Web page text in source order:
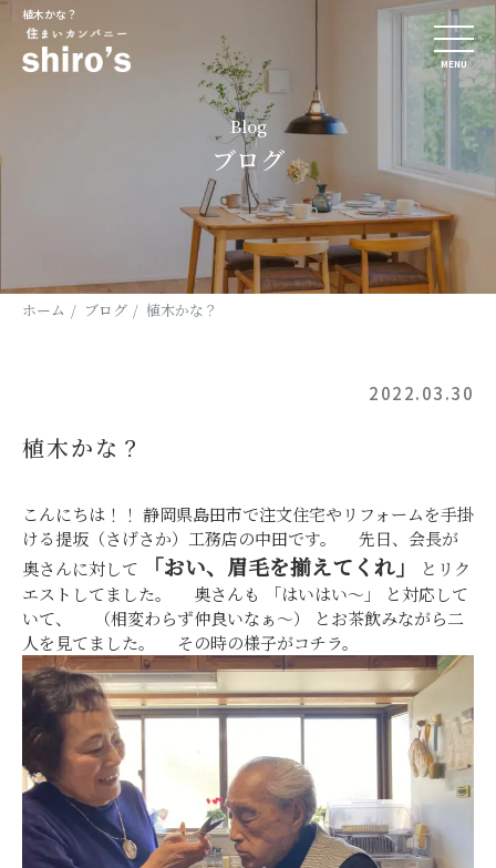
植木かな？
MENU
Blog
ブログ
ホーム ブログ 植木かな？
2022.03.30
植木かな？
こんにちは！！ 静岡県島田市で注文住宅やリフォームを手掛
ける提坂（さげさか）工務店の中田です。
先日、会長が
奥さんに対して
「おい、眉毛を揃えてくれ」
とリク
エストしてました。 奥さんも 「はいはい～」 と対応して
いて、 （相変わらず仲良いなぁ～） とお茶飲みながら二
人を見てました。 その時の様子がコチラ。